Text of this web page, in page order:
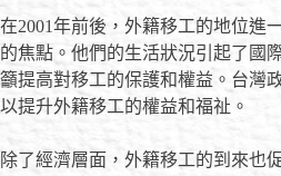
在2001年前後，外籍移工的地位進
的焦點。他們的生活狀況引起了國
籲提高對移工的保護和權益。台灣
以提升外籍移工的權益和福祉。
除了經濟層面，外籍移工的到來也